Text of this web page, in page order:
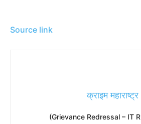
Source link
क्राइम महाराष्ट्र
(Grievance Redressal – IT